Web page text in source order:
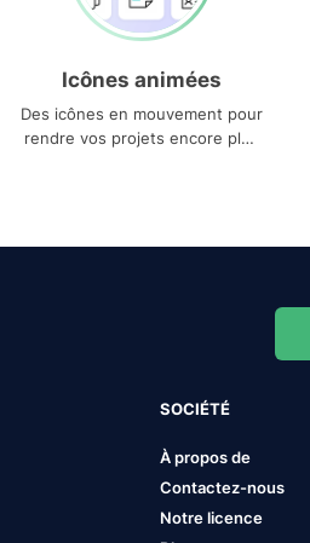
Icônes animées
Des icônes en mouvement pour
rendre vos projets encore plus
SOCIÉTÉ
À propos de
Contactez-nous
Notre licence